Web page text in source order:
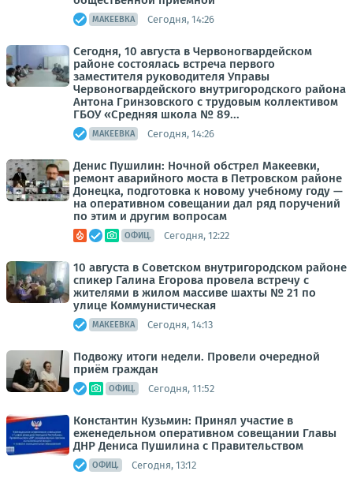
МАКЕЕВКА Сегодня, 14:26
Сегодня, 10 августа в Червоногвардейском
районе состоялась встреча первого
заместителя руководителя Управы
Червоногвардейского внутригородского района
Антона Гринзовского с трудовым коллективом
ГБОУ «Средняя школа № 89...
МАКЕЕВКА Сегодня, 14:26
Денис Пушилин: Ночной обстрел Макеевки,
ремонт аварийного моста в Петровском районе
Донецка, подготовка к новому учебному году —
на оперативном совещании дал ряд поручений
по этим и другим вопросам
ОФИЦ. Сегодня, 12:22
10 августа в Советском внутригородском районе
спикер Галина Егорова провела встречу с
жителями в жилом массиве шахты № 21 по
улице Коммунистическая
МАКЕЕВКА Сегодня, 14:13
Подвожу итоги недели. Провели очередной
приём граждан
ОФИЦ. Сегодня, 11:52
Константин Кузьмин: Принял участие в
еженедельном оперативном совещании Главы
ДНР Дениса Пушилина с Правительством
ОФИЦ. Сегодня, 13:12